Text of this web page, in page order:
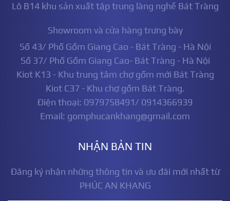
Lô B14 khu sản xuất tập trung làng nghề Bát Tràng
Showroom và cửa hàng trưng bày
Số 43/ Phố Gốm Giang Cao - Bát Tràng - Hà Nội
Số 37/ Phố Gốm Giang Cao- Bát Tràng - Hà Nội
Kiot K13 - Khu trung tâm chợ gốm mới Bát Tràng
Kiot C37 - Khu chợ gốm Bát Tràng.
Điện thoại: 0979758491/ 0914366939
Email: gomphucankhang@gmail.com
NHẬN BẢN TIN
Đăng ký nhận những thông tin và ưu đãi mới nhất từ
PHÚC AN KHANG